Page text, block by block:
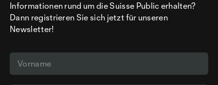
Informationen rund um die Suisse Public erhalten?
Dann registrieren Sie sich jetzt für unseren
Newsletter!